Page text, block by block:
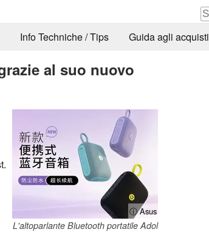
Info Techniche / Tips Guida agli acquisti
al suo nuovo
ⓘ Asus
L'altoparlante Bluetooth portatile Adol